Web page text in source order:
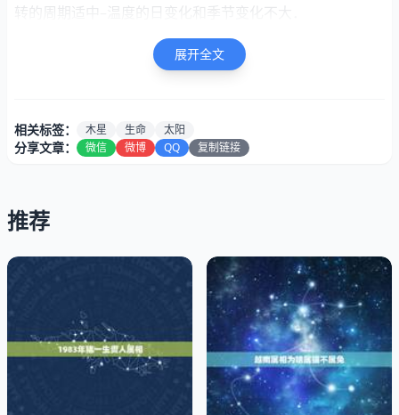
转的周期适中–温度的日变化和季节变化不大．
什么是木星的生命之谜？ 展开全文
相关标签： 木星 生命 太阳
分享文章： 微信 微博 QQ 复制链接
推荐